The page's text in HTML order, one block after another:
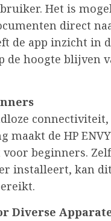
Het is
direct
de app inzicht in
de hoogte blijven
maakt de HP
beginners.
installeert, kan
Diverse